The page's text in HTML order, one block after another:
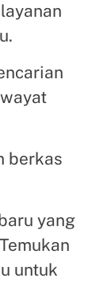
berkas
yang
untuk